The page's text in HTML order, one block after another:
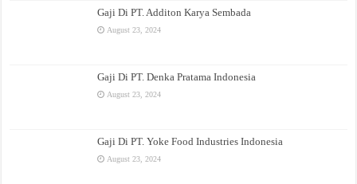
Gaji Di PT. Additon Karya Sembada
August 23, 2024
Gaji Di PT. Denka Pratama Indonesia
August 23, 2024
Gaji Di PT. Yoke Food Industries Indonesia
August 23, 2024